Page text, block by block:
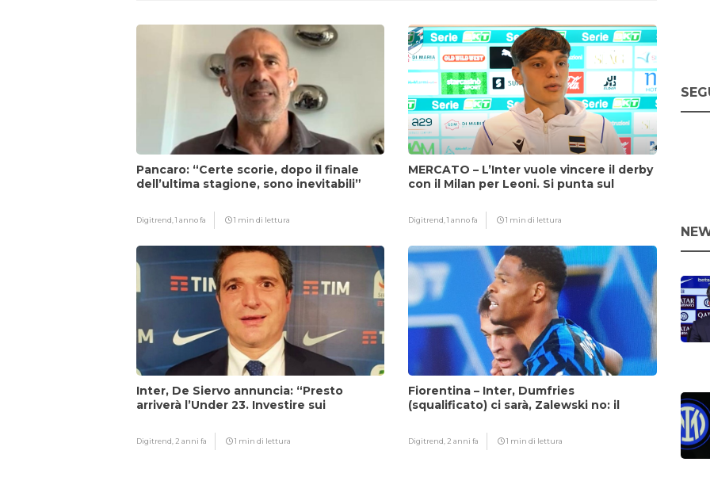
Pancaro: “Certe scorie, dopo il finale
dell’ultima stagione, sono inevitabili”
Digitrend,1 anno fa 1 min di lettura
MERCATO – L’Inter vuole vincere il derby
con il Milan per Leoni. Si punta sul
Digitrend,1 anno fa 1 min di lettura
Inter, De Siervo annuncia: “Presto
arriverà l’Under 23. Investire sui
Digitrend,2 anni fa 1 min di lettura
Fiorentina – Inter, Dumfries
(squalificato) ci sarà, Zalewski no: il
Digitrend,2 anni fa 1 min di lettura